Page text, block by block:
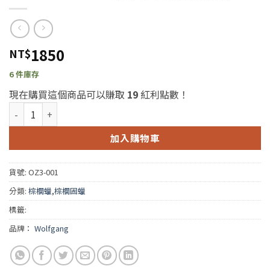
NT$1850
6 件庫存
現在購買這個商品可以賺取 19紅利點數！
Wolfgang Fuzion Carnauba Polymer Estate Wax 3 oz.(沃夫岡
加入購物車
貨號: OZ3-001
分類: 棕櫚蠟,棕櫚固蠟
標籤:
品牌： Wolfgang